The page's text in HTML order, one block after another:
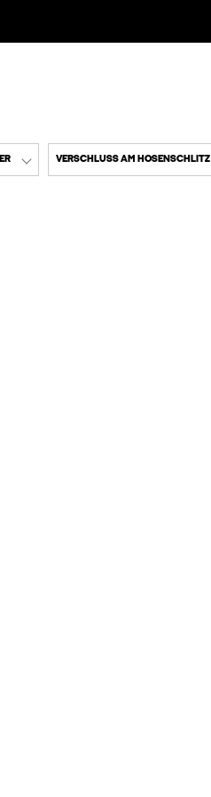
VERSCHLUSS AM HOSENSCHLITZ